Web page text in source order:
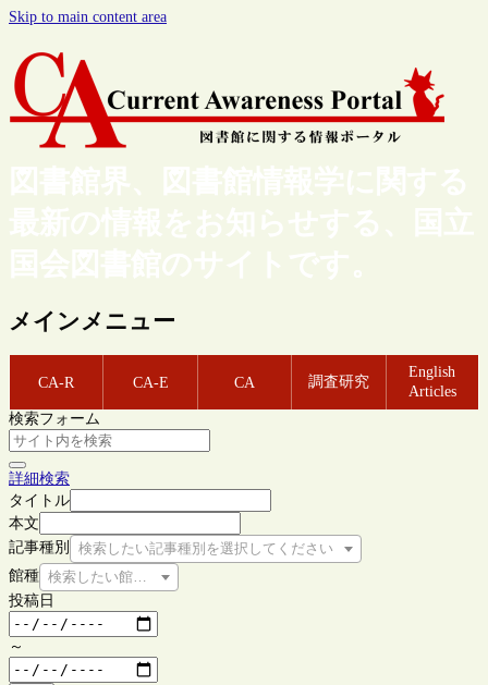
Skip to main content area
図書館界、図書館情報学に関する
最新の情報をお知らせする、国立
国会図書館のサイトです。
メインメニュー
CA-R CA-E CA 調査研究
English
Articles
検索フォーム
詳細検索
タイトル
本文
記事種別
検索したい記事種別を選択してください
館種 検索したい館種を選択してください
投稿日
～